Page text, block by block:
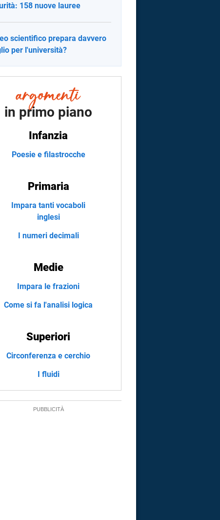
158 nuove lauree
scientifico prepara davvero
per l'università?
in primo piano
Infanzia
Poesie e filastrocche
Primaria
Impara tanti vocaboli
inglesi
I numeri decimali
Medie
Impara le frazioni
Come si fa l'analisi logica
Superiori
Circonferenza e cerchio
I fluidi